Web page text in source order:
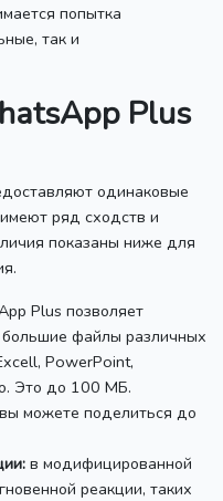
попытка
так и
Plus
одинаковые
ряд сходств и
показаны ниже для
Plus позволяет
большие файлы различных
PowerPoint,
Это до 100 МБ.
можете поделиться до
в модифицированной
реакции, таких